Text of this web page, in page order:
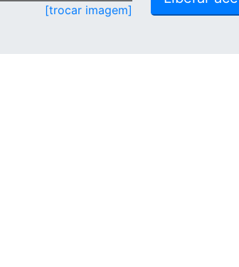
[trocar imagem]